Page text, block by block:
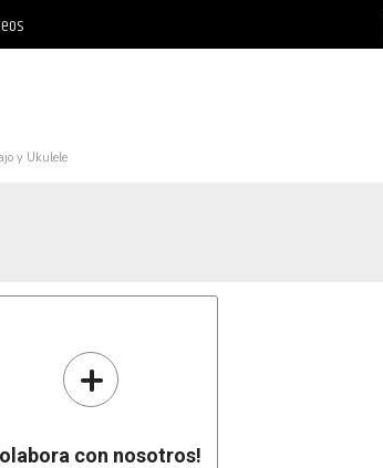
y Ukulele
+
con nosotros!